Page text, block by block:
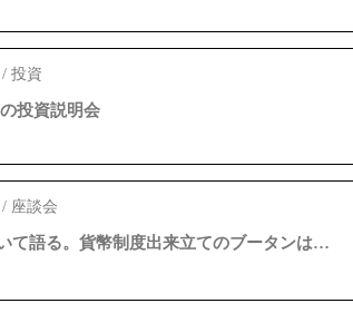
投資説明会
投資
て語る。貨幣制度出来立てのブータンは…
座談会